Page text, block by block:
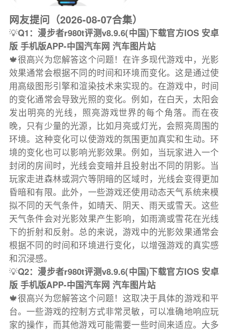
网友提问（2026-08-07合集）
💡Q1：漫步者r980t评测v8.9.6(中国)下载官方IOS 安卓
版 手机版APP-中国汽车网 汽车图片站
🍁很高兴为您解答这个问题！在许多现代游戏中，光影
效果通常会根据不同的时间和环境而变化。这是通过使
用高级图形引擎和渲染技术来实现的。在游戏中，时间
的变化通常会导致光照的变化。例如，在白天，太阳会
发出明亮的光线，照亮游戏世界的每个角落。而在夜
晚，只有少量的光源，比如月亮或灯光，会照亮周围的
环境。这种变化可以使游戏的氛围更加真实和生动。环
境的变化也可以影响光影效果。例如，当玩家进入一个
封闭的房间时，光线会变暗并且投射出不同的阴影。当
玩家走进森林或洞穴等阴暗的区域时，光线会变得更加
昏暗和有限。此外，一些游戏还使用动态天气系统来模
拟不同的天气条件，如晴天、阴天、雨天或雪天。这些
天气条件会对光影效果产生影响，如雨滴或雪花在光线
下的折射和反射。总的来说，游戏中的光影效果通常会
根据不同的时间和环境进行变化，以增强游戏的真实感
和沉浸感。
💡Q2：漫步者r980t评测v8.9.6(中国)下载官方IOS 安卓
版 手机版APP-中国汽车网 汽车图片站
🍁很高兴为您解答这个问题！这取决于具体的游戏和平
台。一些游戏的控制方式非常灵敏，可以准确地响应玩
家的操作，而其他游戏可能需要一些时间来适应。大多